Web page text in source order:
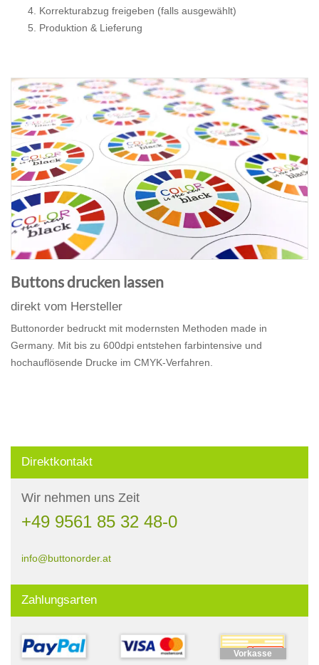
Korrekturabzug freigeben (falls ausgewählt)
Produktion & Lieferung
Buttons drucken lassen
direkt vom Hersteller
Buttonorder bedruckt mit modernsten Methoden made in
Germany. Mit bis zu 600dpi entstehen farbintensive und
hochauflösende Drucke im CMYK-Verfahren.
Direktkontakt
Wir nehmen uns Zeit
+49 9561 85 32 48-0
info@buttonorder.at
Zahlungsarten
Vorkasse